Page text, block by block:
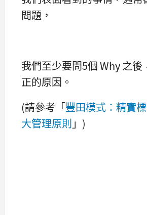
問題，
我們至少要問5個 Why 之後
正的原因。
(請參考「豐田模式：精實
大管理原則 」)